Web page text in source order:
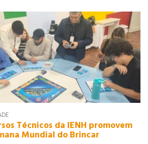
Técnicos da IENH promovem
Mundial do Brincar